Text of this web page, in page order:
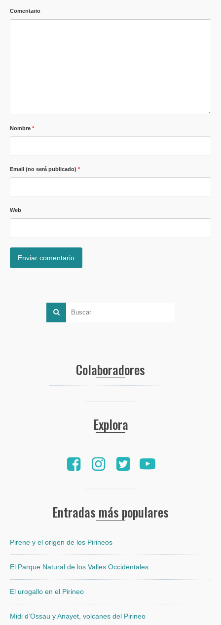
Comentario
Nombre *
Email (no será publicado) *
Web
Colaboradores
Explora
Entradas más populares
Pirene y el origen de los Pirineos
El Parque Natural de los Valles Occidentales
El urogallo en el Pirineo
Midi d’Ossau y Anayet, volcanes del Pirineo